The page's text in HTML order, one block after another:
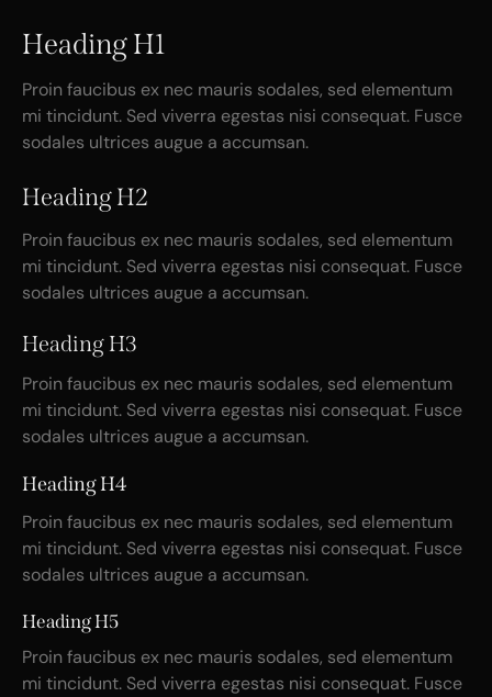
Heading H1
Proin faucibus ex nec mauris sodales, sed elementum
mi tincidunt. Sed viverra egestas nisi consequat. Fusce
sodales ultrices augue a accumsan.
Heading H2
Proin faucibus ex nec mauris sodales, sed elementum
mi tincidunt. Sed viverra egestas nisi consequat. Fusce
sodales ultrices augue a accumsan.
Heading H3
Proin faucibus ex nec mauris sodales, sed elementum
mi tincidunt. Sed viverra egestas nisi consequat. Fusce
sodales ultrices augue a accumsan.
Heading H4
Proin faucibus ex nec mauris sodales, sed elementum
mi tincidunt. Sed viverra egestas nisi consequat. Fusce
sodales ultrices augue a accumsan.
Heading H5
Proin faucibus ex nec mauris sodales, sed elementum
mi tincidunt. Sed viverra egestas nisi consequat. Fusce